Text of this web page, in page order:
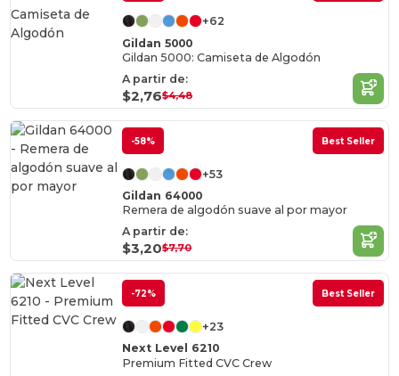
+62
Gildan 5000
Gildan 5000: Camiseta de Algodón
A partir de:
$2,76$4,48
-58% Best Seller
+53
Gildan 64000
Remera de algodón suave al por mayor
A partir de:
$3,20$7,70
-72% Best Seller
+23
Next Level 6210
Premium Fitted CVC Crew